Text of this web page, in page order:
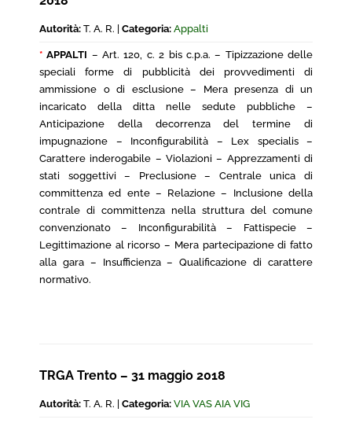
Autorità: T. A. R. | Categoria: Appalti
*APPALTI – Art. 120, c. 2 bis c.p.a. – Tipizzazione delle
speciali forme di pubblicità dei provvedimenti di
ammissione o di esclusione – Mera presenza di un
incaricato della ditta nelle sedute pubbliche –
Anticipazione della decorrenza del termine di
impugnazione – Inconfigurabilità – Lex specialis –
Carattere inderogabile – Violazioni – Apprezzamenti di
stati soggettivi – Preclusione – Centrale unica di
committenza ed ente – Relazione – Inclusione della
contrale di committenza nella struttura del comune
convenzionato – Inconfigurabilità – Fattispecie –
Legittimazione al ricorso – Mera partecipazione di fatto
alla gara – Insufficienza – Qualificazione di carattere
normativo.
TRGA Trento – 31 maggio 2018
Autorità: T. A. R. | Categoria: VIA VAS AIA VIG